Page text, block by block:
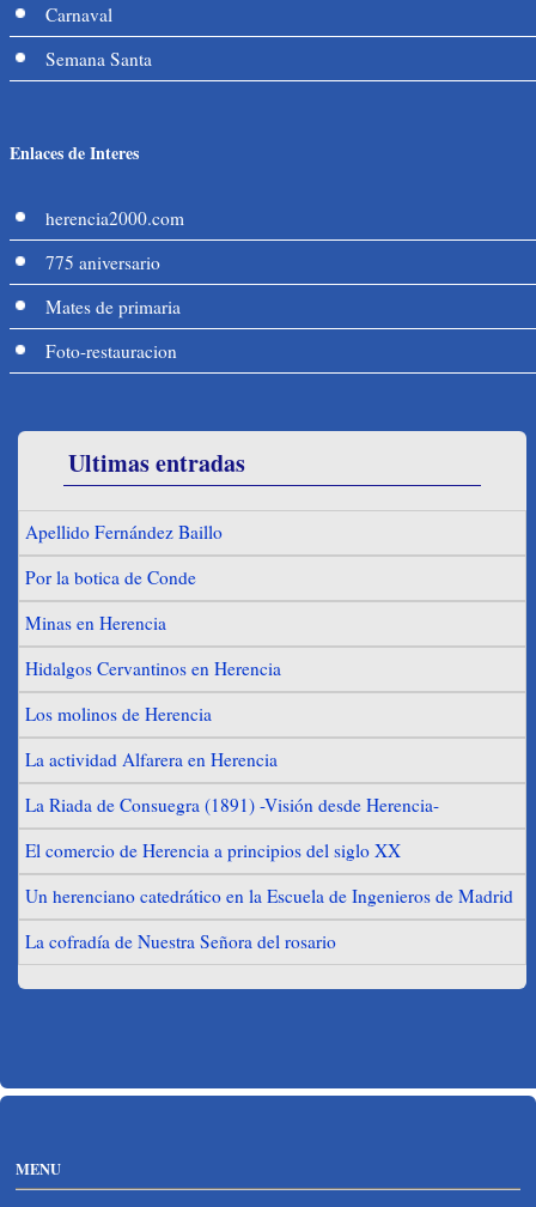
Carnaval
Semana Santa
Enlaces de Interes
herencia2000.com
775 aniversario
Mates de primaria
Foto-restauracion
Ultimas entradas
Apellido Fernández Baillo
Por la botica de Conde
Minas en Herencia
Hidalgos Cervantinos en Herencia
Los molinos de Herencia
La actividad Alfarera en Herencia
La Riada de Consuegra (1891) -Visión desde Herencia-
El comercio de Herencia a principios del siglo XX
Un herenciano catedrático en la Escuela de Ingenieros de Madrid
La cofradía de Nuestra Señora del rosario
MENU